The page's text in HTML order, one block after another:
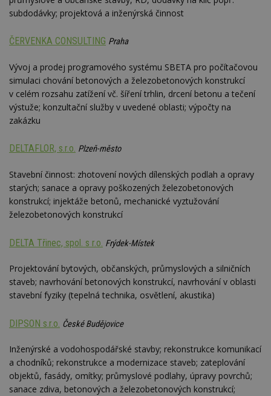
subdodávky; projektová a inženýrská činnost
ČERVENKA CONSULTING Praha
Vývoj a prodej programového systému SBETA pro počítačovou
simulaci chování betonových a železobetonových konstrukcí
v celém rozsahu zatížení vč. šíření trhlin, drcení betonu a tečení
výstuže; konzultační služby v uvedené oblasti; výpočty na
zakázku
DELTAFLOR, s.r.o. Plzeň-město
Stavební činnost: zhotovení nových dílenských podlah a opravy
starých; sanace a opravy poškozených železobetonových
konstrukcí; injektáže betonů, mechanické vyztužování
železobetonových konstrukcí
DELTA Třinec, spol. s r.o. Frýdek-Místek
Projektování bytových, občanských, průmyslových a silničních
staveb; navrhování betonových konstrukcí, navrhování v oblasti
stavební fyziky (tepelná technika, osvětlení, akustika)
DIPSON s.r.o. České Budějovice
Inženýrské a vodohospodářské stavby; rekonstrukce komunikací
a chodníků; rekonstrukce a modernizace staveb; zateplování
objektů, fasády, omítky; průmyslové podlahy, úpravy povrchů;
sanace zdiva, betonových a železobetonových konstrukcí;